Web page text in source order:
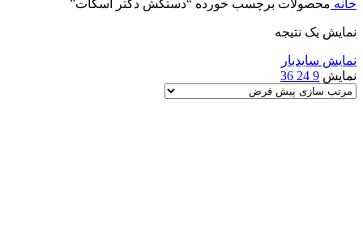
خانه محصولات برچسب خورده “دستکش دکتر اسکات”
نمایش یک نتیجه
نمایش سایدبار
نمایش 9
24
36